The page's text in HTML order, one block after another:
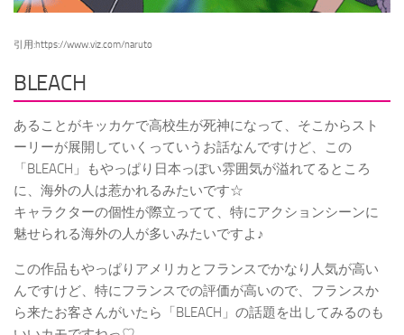
引用:https://www.viz.com/naruto
BLEACH
あることがキッカケで高校生が死神になって、そこからスト
ーリーが展開していくっていうお話なんですけど、この
「BLEACH」もやっぱり日本っぽい雰囲気が溢れてるところ
に、海外の人は惹かれるみたいです☆
キャラクターの個性が際立ってて、特にアクションシーンに
魅せられる海外の人が多いみたいですよ♪
この作品もやっぱりアメリカとフランスでかなり人気が高い
んですけど、特にフランスでの評価が高いので、フランスか
ら来たお客さんがいたら「BLEACH」の話題を出してみるのも